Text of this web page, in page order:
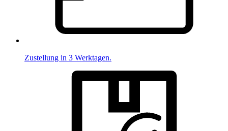
Zustellung in 3 Werktagen.